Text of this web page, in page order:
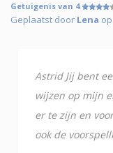
Getuigenis van 4
Geplaatst door Lena
Astrid Jij bent
wijzen op mijn
er te zijn en
ook de